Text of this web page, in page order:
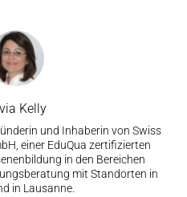
Kelly
und Inhaberin von Swiss
einer EduQua zertifizierten
in den Bereichen
mit Standorten in
in Lausanne.